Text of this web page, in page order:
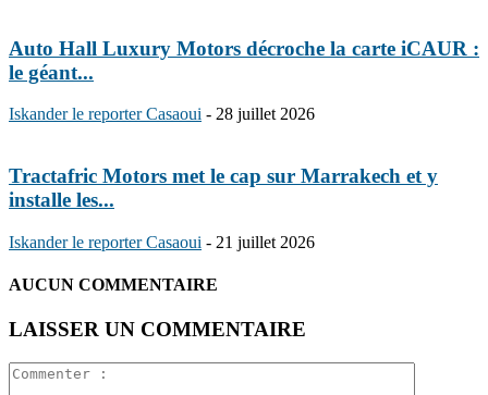
Auto Hall Luxury Motors décroche la carte iCAUR :
le géant...
Iskander le reporter Casaoui - 28 juillet 2026
Tractafric Motors met le cap sur Marrakech et y
installe les...
Iskander le reporter Casaoui - 21 juillet 2026
AUCUN COMMENTAIRE
LAISSER UN COMMENTAIRE